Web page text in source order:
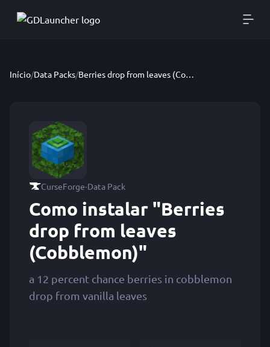
Início/Data Packs/ Berries drop from leaves (Cobblemon)
CurseForge·Data Pack
Como instalar "Berries
drop from leaves
(Cobblemon)"
a 12 percent chance berries in cobblemon
drop from vanilla leaves